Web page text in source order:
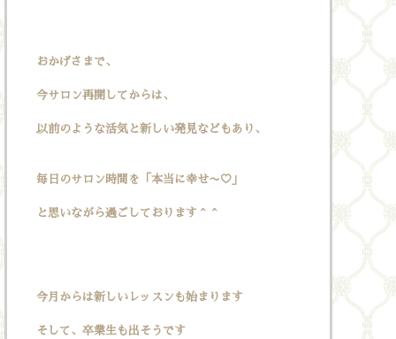
おかげさまで、
今サロン再開してからは、
以前のような活気と新しい発見などもあり、
毎日のサロン時間を「本当に幸せ〜♡」
と思いながら過ごしております＾＾
今月からは新しいレッスンも始まります
そして、卒業生も出そうです